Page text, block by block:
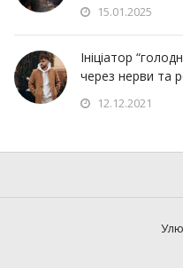
15.01.2025
Ініціатор
через нерви та
12.12.2021